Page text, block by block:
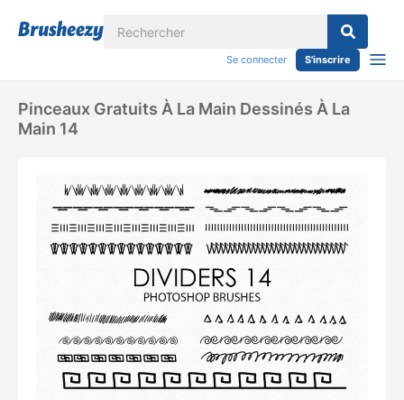
Se connecter S'inscrire
Pinceaux Gratuits À La Main Dessinés À La
Main 14